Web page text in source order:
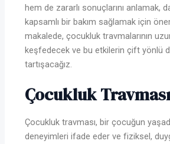
hem de zararlı sonuçlarını anlamak,
kapsamlı bir bakım sağlamak için
makalede, çocukluk travmalarının
keşfedecek ve bu etkilerin çift yönlü
tartışacağız.
Çocukluk
Çocukluk travması, bir çocuğun
deneyimleri ifade eder ve fiziksel,